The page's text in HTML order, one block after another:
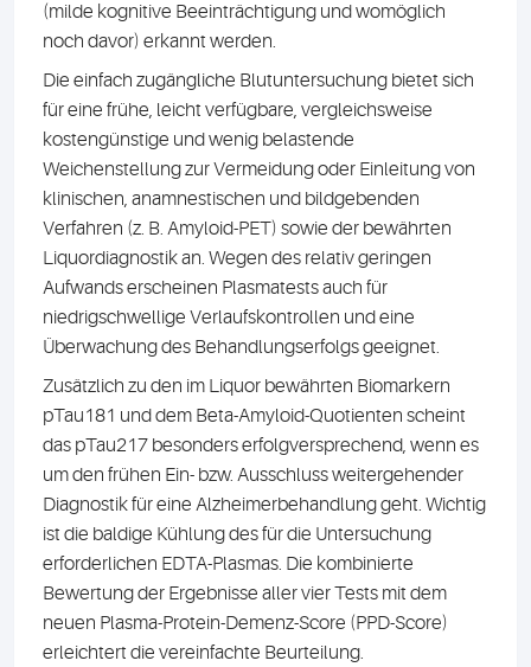
(milde kognitive Beeinträchtigung und womöglich
noch davor) erkannt werden.
Die einfach zugängliche Blutuntersuchung bietet sich
für eine frühe, leicht verfügbare, vergleichsweise
kostengünstige und wenig belastende
Weichenstellung zur Vermeidung oder Einleitung von
klinischen, anamnestischen und bildgebenden
Verfahren (z. B. Amyloid-PET) sowie der bewährten
Liquordiagnostik an. Wegen des relativ geringen
Aufwands erscheinen Plasmatests auch für
niedrigschwellige Verlaufskontrollen und eine
Überwachung des Behandlungserfolgs geeignet.
Zusätzlich zu den im Liquor bewährten Biomarkern
pTau181 und dem Beta-Amyloid-Quotienten scheint
das pTau217 besonders erfolgversprechend, wenn es
um den frühen Ein- bzw. Ausschluss weitergehender
Diagnostik für eine Alzheimerbehandlung geht. Wichtig
ist die baldige Kühlung des für die Untersuchung
erforderlichen EDTA-Plasmas. Die kombinierte
Bewertung der Ergebnisse aller vier Tests mit dem
neuen Plasma-Protein-Demenz-Score (PPD-Score)
erleichtert die vereinfachte Beurteilung.